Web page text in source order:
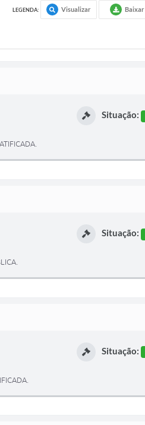
LEGENDA: Visualizar Baixar
Situação:
Situação:
Situação: